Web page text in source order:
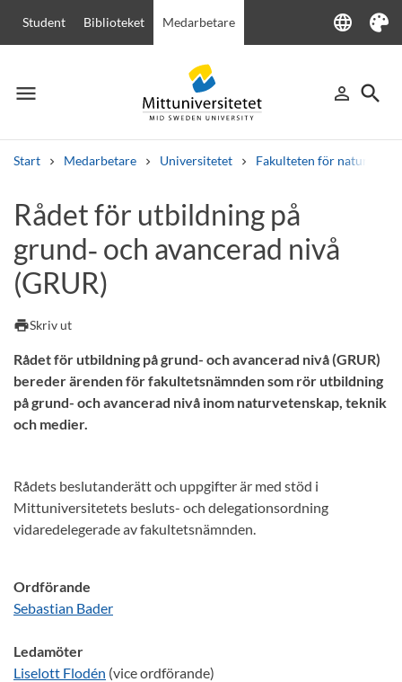
Student Biblioteket Medarbetare language
Language
Tema
menu
Meny person_outline
Logga in
search
Sök
Start Medarbetare Universitetet Fakulteten för
Andra söktjänster
Kurser och program KursplanerVälkomstbrev Personal
Lediga jobb
Rådet för utbildning på
grund‑ och avancerad nivå
(GRUR)
printSkriv ut
Rådet för utbildning på grund- och avancerad nivå (GRUR)
bereder ärenden för fakultetsnämnden som rör utbildning
på grund- och avancerad nivå inom naturvetenskap, teknik
och medier.
Rådets beslutanderätt och uppgifter är med stöd i
Mittuniversitetets besluts- och delegationsordning
vidaredelegerade av fakultetsnämnden.
Ordförande
Sebastian Bader
Ledamöter
Liselott Flodén (vice ordförande)